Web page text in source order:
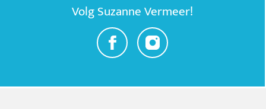
Volg Suzanne Vermeer!